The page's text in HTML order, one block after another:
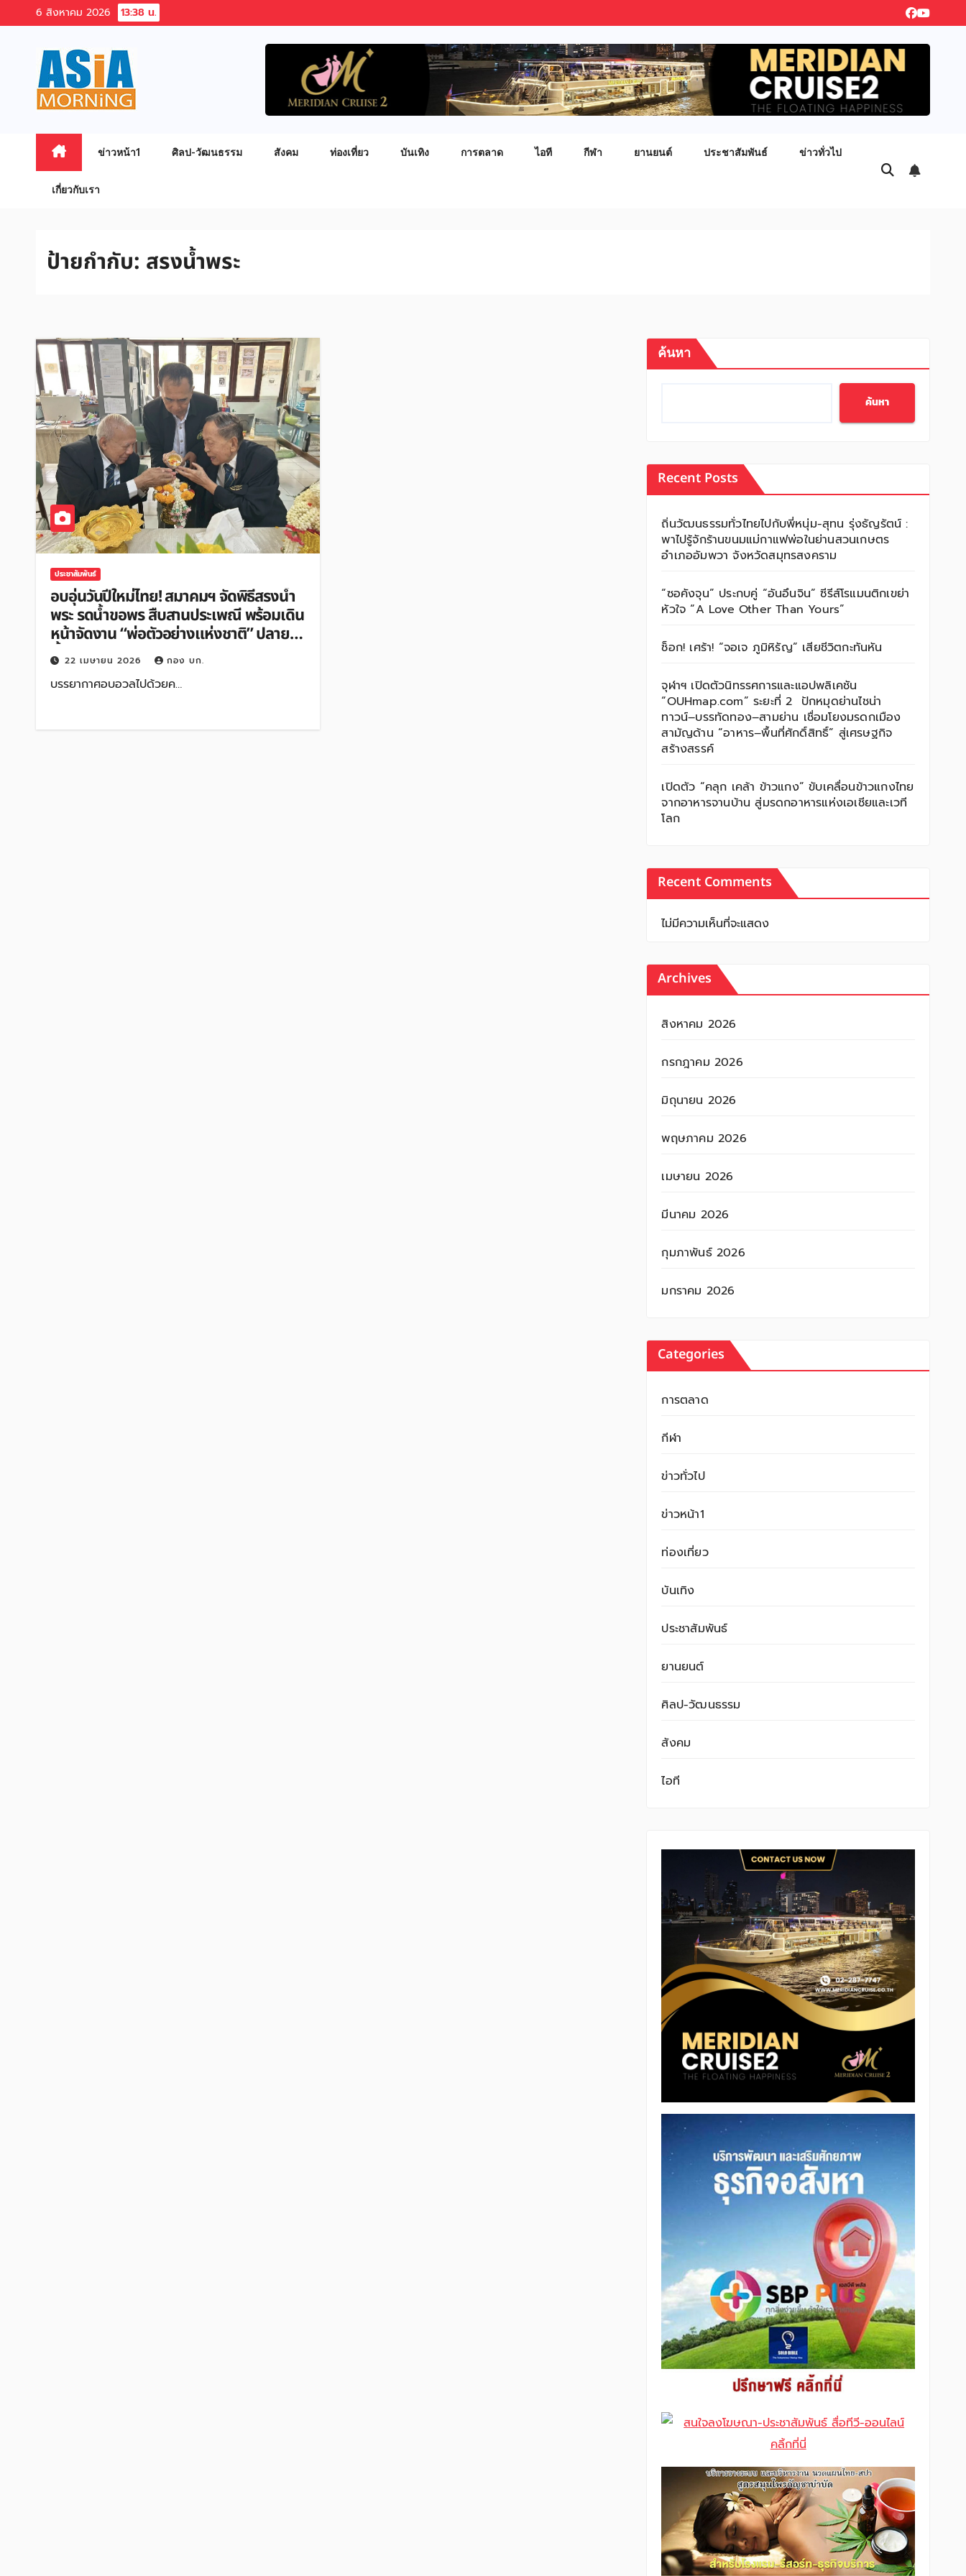
to
content
6 สิงหาคม 2026 13:38 น.
ข่าวหน้า1 ศิลป-วัฒนธรรม สังคม ท่องเที่ยว บันเทิง การตลาด ไอที กีฬา ยานยนต์ ประชาสัมพันธ์ ข่าวทั่วไป
เกี่ยวกับเรา
ป้ายกำกับ: สรงน้ำพระ
ประชาสัมพันธ์
อบอุ่นวันปีใหม่ไทย! สมาคมฯ จัดพิธีสรงน้ำ
พระ รดน้ำขอพร สืบสานประเพณี พร้อมเดิน
หน้าจัดงาน “พ่อตัวอย่างแห่งชาติ” ปลายปี
นี้ 22 เมษายน 2026 กอง บก.
บรรยากาศอบอวลไปด้วยค…
ค้นหา
ค้นหา
Recent Posts
ถิ่นวัฒนธรรมทั่วไทยไปกับพี่หนุ่ม-สุทน รุ่งธัญรัตน์ :
พาไปรู้จักร้านขนมแม่กาแฟพ่อในย่านสวนเกษตร
อำเภออัมพวา จังหวัดสมุทรสงคราม
“ซอคังจุน” ประกบคู่ “อันอึนจิน” ซีรีส์โรแมนติกเขย่า
หัวใจ “A Love Other Than Yours”
ช็อก! เศร้า! “จอเจ ภูมิหิรัญ” เสียชีวิตกะทันหัน
จุฬาฯ เปิดตัวนิทรรศการและแอปพลิเคชัน
“OUHmap.com” ระยะที่ 2 ปักหมุดย่านไชน่า
ทาวน์–บรรทัดทอง–สามย่าน เชื่อมโยงมรดกเมือง
สามัญด้าน “อาหาร–พื้นที่ศักดิ์สิทธิ์” สู่เศรษฐกิจ
สร้างสรรค์
เปิดตัว “คลุก เคล้า ข้าวแกง” ขับเคลื่อนข้าวแกงไทย
จากอาหารจานบ้าน สู่มรดกอาหารแห่งเอเชียและเวที
โลก
Recent Comments
ไม่มีความเห็นที่จะแสดง
Archives
สิงหาคม 2026
กรกฎาคม 2026
มิถุนายน 2026
พฤษภาคม 2026
เมษายน 2026
มีนาคม 2026
กุมภาพันธ์ 2026
มกราคม 2026
Categories
การตลาด
กีฬา
ข่าวทั่วไป
ข่าวหน้า1
ท่องเที่ยว
บันเทิง
ประชาสัมพันธ์
ยานยนต์
ศิลป-วัฒนธรรม
สังคม
ไอที